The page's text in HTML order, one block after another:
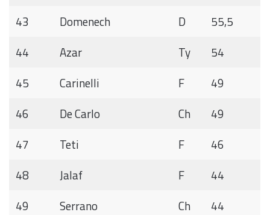
43
Domenech D
55,5
44
Azar Ty
54
45
Carinelli F
49
46
De Carlo Ch
49
47
Teti F
46
48
Jalaf F
44
49
Serrano Ch
44